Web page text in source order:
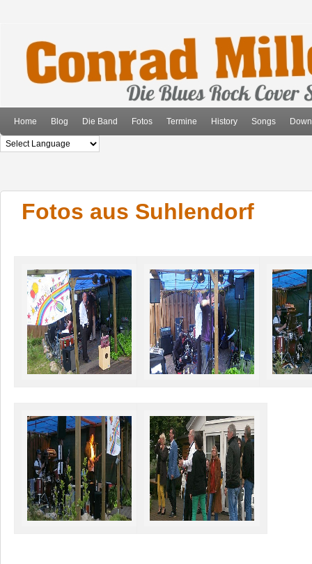
Home Blog Die Band Fotos Termine History Songs
Fotos aus Suhlendorf